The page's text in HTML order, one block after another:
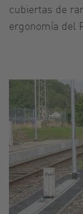
cubiertas de
ergonomía del